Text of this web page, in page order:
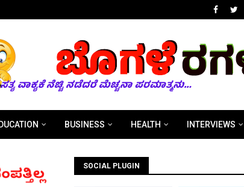
BUSINESS HEALTH INTERVIEWS
SOCIAL PLUGIN